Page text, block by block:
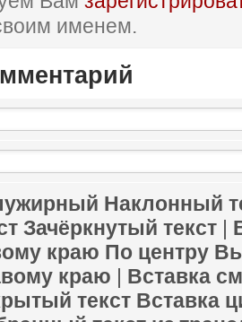
именем.
Наклонный
Зачёркнутый текст |
краю По центру
краю | Вставка
текст Вставка